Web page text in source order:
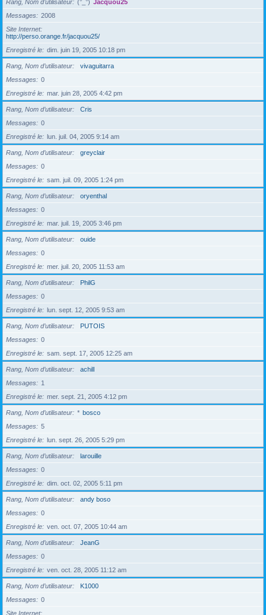
Rang, Nom d’utilisateur (°_°) Jacquou25
Messages
2008
Site Internet
http://perso.orange.fr/jacquou25/
Enregistré le
dim. juin 19, 2005 10:18 pm
Rang, Nom d’utilisateur
vivaguitarra
Messages
0
Enregistré le
mar. juin 28, 2005 4:42 pm
Rang, Nom d’utilisateur
Cris
Messages
0
Enregistré le
lun. juil. 04, 2005 9:14 am
Rang, Nom d’utilisateur
greyclair
Messages
0
Enregistré le
sam. juil. 09, 2005 1:24 pm
Rang, Nom d’utilisateur
oryenthal
Messages
0
Enregistré le
mar. juil. 19, 2005 3:46 pm
Rang, Nom d’utilisateur
ouide
Messages
0
Enregistré le
mer. juil. 20, 2005 11:53 am
Rang, Nom d’utilisateur
PhilG
Messages
0
Enregistré le
lun. sept. 12, 2005 9:53 am
Rang, Nom d’utilisateur
PUTOIS
Messages
0
Enregistré le
sam. sept. 17, 2005 12:25 am
Rang, Nom d’utilisateur
achill
Messages
1
Enregistré le
mer. sept. 21, 2005 4:12 pm
Rang, Nom d’utilisateur * bosco
Messages
5
Enregistré le
lun. sept. 26, 2005 5:29 pm
Rang, Nom d’utilisateur
larouille
Messages
0
Enregistré le
dim. oct. 02, 2005 5:11 pm
Rang, Nom d’utilisateur
andy boso
Messages
0
Enregistré le
ven. oct. 07, 2005 10:44 am
Rang, Nom d’utilisateur
JeanG
Messages
0
Enregistré le
ven. oct. 28, 2005 11:12 am
Rang, Nom d’utilisateur
K1000
Messages
0
Site Internet